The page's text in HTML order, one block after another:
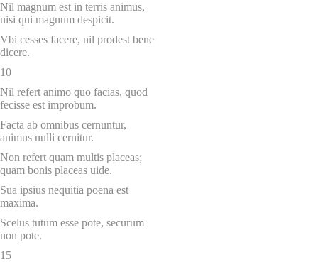
Nil magnum est in terris animus,
nisi qui magnum despicit.
Vbi cesses facere, nil prodest bene
dicere.
10
Nil refert animo quo facias, quod
fecisse est improbum.
Facta ab omnibus cernuntur,
animus nulli cernitur.
Non refert quam multis placeas;
quam bonis placeas uide.
Sua ipsius nequitia poena est
maxima.
Scelus tutum esse pote, securum
non pote.
15